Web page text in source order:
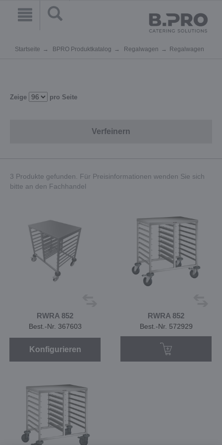
Startseite BPRO Produktkatalog Regalwagen Regalwagen
Zeige pro Seite
Verfeinern
3 Produkte gefunden. Für Preisinformationen wenden Sie sich
bitte an den Fachhandel
RWRA 852
Best.-Nr. 367603
Konfigurieren
RWRA 852
Best.-Nr. 572929